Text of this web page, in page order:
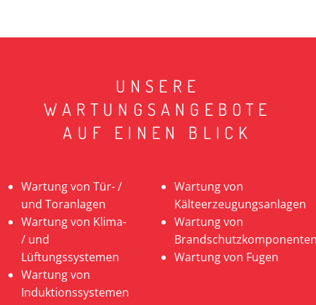
UNSERE
WARTUNGSANGEBOTE
AUF EINEN BLICK
Wartung von Tür- /
und Toranlagen
Wartung von Klima-
/ und
Lüftungssystemen
Wartung von
Induktionssystemen
Wartung von
Kälteerzeugungsanlagen
Wartung von
Wartung von Fugen